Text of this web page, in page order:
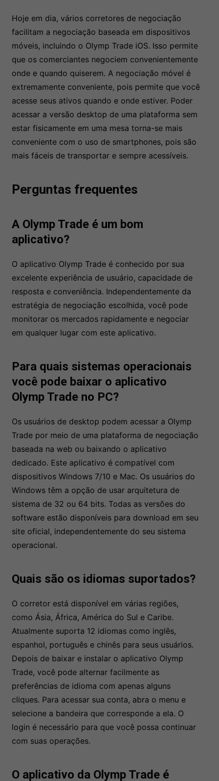
Hoje em dia, vários corretores de negociação
facilitam a negociação baseada em dispositivos
móveis, incluindo o Olymp Trade iOS. Isso permite
que os comerciantes negociem convenientemente
onde e quando quiserem. A negociação móvel é
extremamente conveniente, pois permite que você
acesse seus ativos quando e onde estiver. Poder
acessar a versão desktop de uma plataforma sem
estar fisicamente em uma mesa torna-se mais
conveniente com o uso de smartphones, pois são
mais fáceis de transportar e sempre acessíveis.
Perguntas frequentes
A Olymp Trade é um bom
aplicativo?
O aplicativo Olymp Trade é conhecido por sua
excelente experiência de usuário, capacidade de
resposta e conveniência. Independentemente da
estratégia de negociação escolhida, você pode
monitorar os mercados rapidamente e negociar
em qualquer lugar com este aplicativo.
Para quais sistemas operacionais
você pode baixar o aplicativo
Olymp Trade no PC?
Os usuários de desktop podem acessar a Olymp
Trade por meio de uma plataforma de negociação
baseada na web ou baixando o aplicativo
dedicado. Este aplicativo é compatível com
dispositivos Windows 7/10 e Mac. Os usuários do
Windows têm a opção de usar arquitetura de
sistema de 32 ou 64 bits. Todas as versões do
software estão disponíveis para download em seu
site oficial, independentemente do seu sistema
operacional.
Quais são os idiomas suportados?
O corretor está disponível em várias regiões,
como Ásia, África, América do Sul e Caribe.
Atualmente suporta 12 idiomas como inglês,
espanhol, português e chinês para seus usuários.
Depois de baixar e instalar o aplicativo Olymp
Trade, você pode alternar facilmente as
preferências de idioma com apenas alguns
cliques. Para acessar sua conta, abra o menu e
selecione a bandeira que corresponde a ela. O
login é necessário para que você possa continuar
com suas operações.
O aplicativo da Olymp Trade é